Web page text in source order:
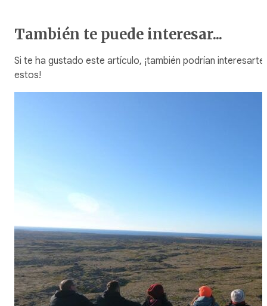
También te puede interesar...
Si te ha gustado este artículo, ¡también podrían interesarte
estos!